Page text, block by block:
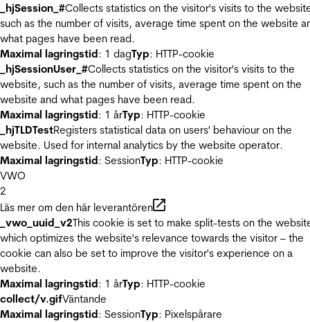
_hjSession_#Collects statistics on the visitor's visits to the
such as the number of visits, average time spent on the website
what pages have been read.
Maximal lagringstid: 1 dagTyp: HTTP-cookie
_hjSessionUser_#Collects statistics on the visitor's visits to the
website, such as the number of visits, average time spent on the
website and what pages have been read.
Maximal lagringstid: 1 årTyp: HTTP-cookie
_hjTLDTestRegisters statistical data on users' behaviour on the
website. Used for internal analytics by the website operator.
Maximal lagringstid: SessionTyp: HTTP-cookie
VWO
2
Läs mer om den här leverantören
_vwo_uuid_v2This cookie is set to make split-tests on the
which optimizes the website's relevance towards the visitor – the
cookie can also be set to improve the visitor's experience on a
website.
Maximal lagringstid: 1 årTyp: HTTP-cookie
collect/v.gifVäntande
Maximal lagringstid: SessionTyp: Pixelspårare